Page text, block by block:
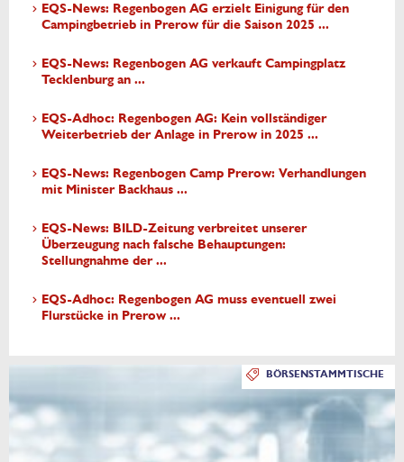
EQS-News: Regenbogen AG erzielt Einigung für den
Campingbetrieb in Prerow für die Saison 2025 ...
EQS-News: Regenbogen AG verkauft Campingplatz
Tecklenburg an ...
EQS-Adhoc: Regenbogen AG: Kein vollständiger
Weiterbetrieb der Anlage in Prerow in 2025 ...
EQS-News: Regenbogen Camp Prerow: Verhandlungen
mit Minister Backhaus ...
EQS-News: BILD-Zeitung verbreitet unserer
Überzeugung nach falsche Behauptungen:
Stellungnahme der ...
EQS-Adhoc: Regenbogen AG muss eventuell zwei
Flurstücke in Prerow ...
BÖRSENSTAMMTISCHE